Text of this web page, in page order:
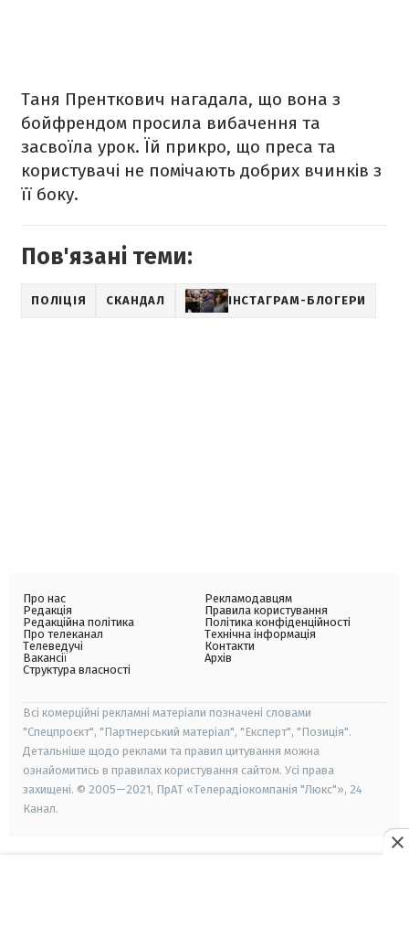
Таня Пренткович нагадала, що вона з
бойфрендом просила вибачення та
засвоїла урок. Їй прикро, що преса та
користувачі не помічають добрих вчинків з
її боку.
Пов'язані теми:
ПОЛІЦІЯ СКАНДАЛ ІНСТАГРАМ-БЛОГЕРИ
Про нас
Редакція
Редакційна політика
Про телеканал
Телеведучі
Вакансії
Структура власності
Рекламодавцям
Правила користування
Політика конфіденційності
Технічна інформація
Контакти
Архів
Всі комерційні рекламні матеріали позначені словами
"Спецпроєкт", "Партнерський матеріал", "Експерт", "Позиція".
Детальніше щодо реклами та правил цитування можна
ознайомитись в правилах користування сайтом. Усі права
захищені. © 2005—2021, ПрАТ «Телерадіокомпанія "Люкс"», 24
Канал.